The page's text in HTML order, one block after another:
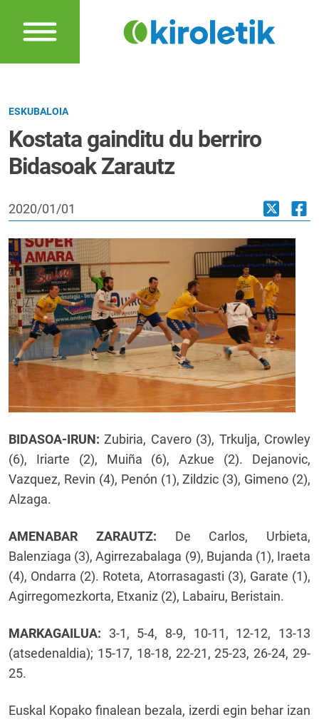
ESKUBALOIA
Kostata gainditu du berriro
Bidasoak Zarautz
2020/01/01
BIDASOA-IRUN:Zubiria, Cavero (3), Trkulja, Crowley
(6), Iriarte (2), Muiña (6), Azkue (2). Dejanovic,
Vazquez, Revin (4), Penón (1), Zildzic (3), Gimeno (2),
Alzaga.
AMENABAR ZARAUTZ: De Carlos, Urbieta,
Balenziaga (3), Agirrezabalaga (9), Bujanda (1), Iraeta
(4), Ondarra (2). Roteta, Atorrasagasti (3), Garate (1),
Agirregomezkorta, Etxaniz (2), Labairu, Beristain.
MARKAGAILUA: 3-1, 5-4, 8-9, 10-11, 12-12, 13-13
(atsedenaldia); 15-17, 18-18, 22-21, 25-23, 26-24, 29-
25.
Euskal Kopako finalean bezala, izerdi egin behar izan